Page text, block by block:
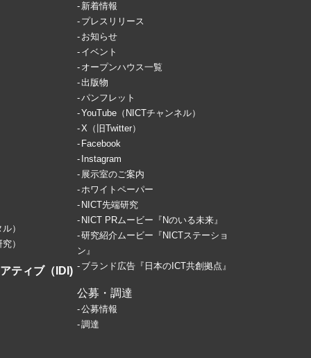
）
）
ティブ（IDI)
新着情報
プレスリリース
お知らせ
イベント
オープンハウス一覧
出版物
パンフレット
YouTube（NICTチャンネル）
X（旧Twitter）
Facebook
Instagram
展示室のご案内
ホワイトペーパー
NICT先端研究
NICT PRムービー『Nのいる未来』
研究紹介ムービー『NICTステーショ
ン』
ブランド広告『日本のICT共創拠点』
公募・調達
公募情報
調達